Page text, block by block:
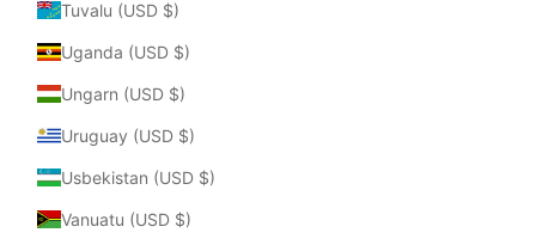
Tuvalu (USD $)
Uganda (USD $)
Ungarn (USD $)
Uruguay (USD $)
Usbekistan (USD $)
Vanuatu (USD $)